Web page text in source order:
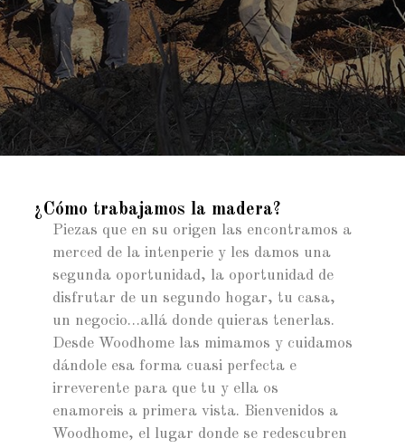
¿Cómo trabajamos la madera?
Piezas que en su origen las encontramos a
merced de la intenperie y les damos una
segunda oportunidad, la oportunidad de
disfrutar de un segundo hogar, tu casa,
un negocio…allá donde quieras tenerlas.
Desde Woodhome las mimamos y cuidamos
dándole esa forma cuasi perfecta e
irreverente para que tu y ella os
enamoreis a primera vista. Bienvenidos a
Woodhome, el lugar donde se redescubren